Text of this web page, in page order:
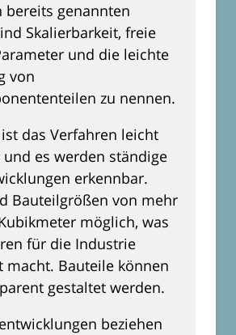
bereits genannten
Skalierbarkeit, freie
und die leichte
von
zu nennen.
das Verfahren leicht
es werden ständige
erkennbar.
Bauteilgrößen von mehr
möglich, was
für die Industrie
macht. Bauteile können
gestaltet werden.
beziehen